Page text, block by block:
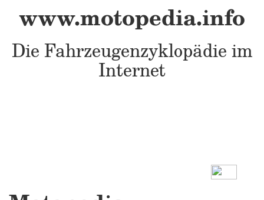
www.motopedia.info
Die Fahrzeugenzyklopädie im
Internet